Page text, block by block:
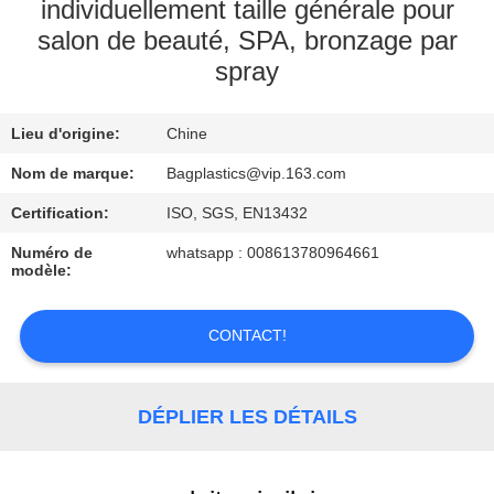
CONTRÔLE
DEMANDEZ
UNE
CITATION
individuellement taille générale pour
salon de beauté, SPA, bronzage par
spray
Lieu d'origine: Chine
Nom de marque: Bagplastics@vip.163.com
Certification: ISO, SGS, EN13432
Numéro de
modèle:
whatsapp : 008613780964661
CONTACT!
DÉPLIER LES DÉTAILS